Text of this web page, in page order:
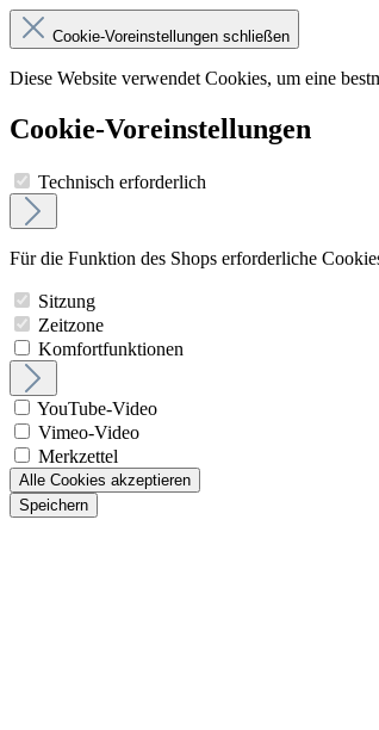
Cookie-Voreinstellungen schließen
Diese Website verwendet Cookies, um eine
Cookie-Voreinstellungen
Technisch erforderlich
Für die Funktion des Shops erforderliche
Sitzung
Zeitzone
Komfortfunktionen
YouTube-Video
Vimeo-Video
Merkzettel
Alle Cookies akzeptieren
Speichern